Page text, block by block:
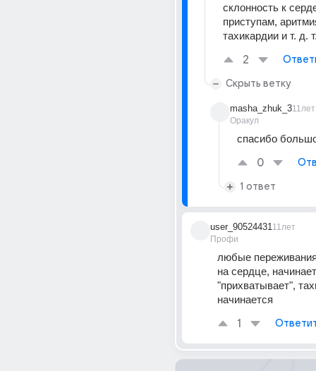
склонность к
приступам,
тахикардии и т. д.
2
Скрыть ветку
masha_zhuk_3
Оракул
11лет
спасибо
0
1 ответ
user_90524431
Профи
11лет
любые
на сердце,
"прихватывает",
начинается
1